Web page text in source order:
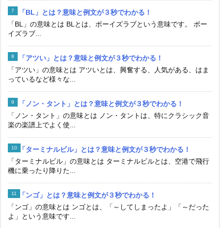
「BL」とは？意味と例文が３秒でわかる！
「BL」の意味とは BLとは、ボーイズラブという意味です。 ボー
イズラブ...
「アツい」とは？意味と例文が３秒でわかる！
「アツい」の意味とは アツいとは、興奮する、人気がある、はま
っているなど様々な...
「ノン・タント」とは？意味と例文が３秒でわかる！
「ノン・タント」の意味とは ノン・タントは、特にクラシック音
楽の楽譜上でよく使...
「ターミナルビル」とは？意味と例文が３秒でわかる！
「ターミナルビル」の意味とは ターミナルビルとは、空港で飛行
機に乗ったり降りた...
「ンゴ」とは？意味と例文が３秒でわかる！
「ンゴ」の意味とは ンゴとは、「～してしまったよ」「～だった
よ」という意味です...